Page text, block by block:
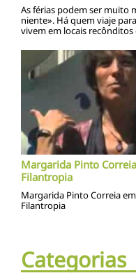
As férias podem ser muito
niente». Há quem viaje
vivem em locais
Margarida Pinto
Filantropia
Margarida Pinto Correia
Filantropia
Categorias